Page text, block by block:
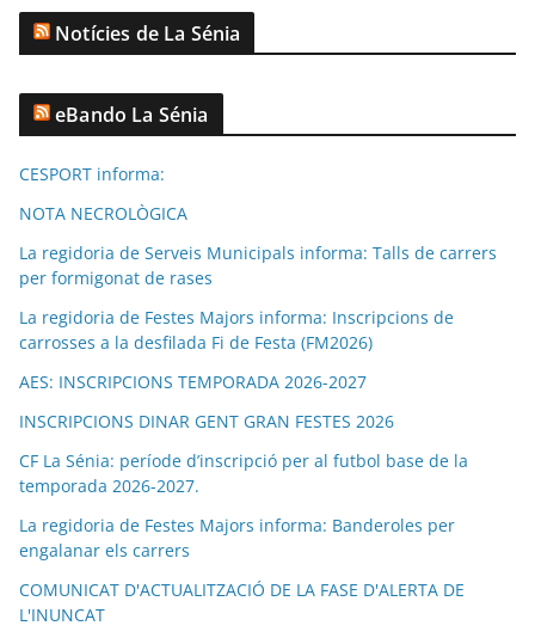
Notícies de La Sénia
eBando La Sénia
CESPORT informa:
NOTA NECROLÒGICA
La regidoria de Serveis Municipals informa: Talls de carrers
per formigonat de rases
La regidoria de Festes Majors informa: Inscripcions de
carrosses a la desfilada Fi de Festa (FM2026)
AES: INSCRIPCIONS TEMPORADA 2026-2027
INSCRIPCIONS DINAR GENT GRAN FESTES 2026
CF La Sénia: període d’inscripció per al futbol base de la
temporada 2026-2027.
La regidoria de Festes Majors informa: Banderoles per
engalanar els carrers
COMUNICAT D'ACTUALITZACIÓ DE LA FASE D'ALERTA DE
L'INUNCAT